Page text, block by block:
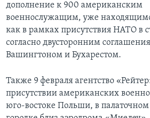
дополнение к 900 американским
военнослужащим, уже
как в рамках присутствия НАТО в
согласно двусторонним
Вашингтоном и Бухарестом.
Также 9 февраля агентство
присутствии американских
юго-востоке Польши, в